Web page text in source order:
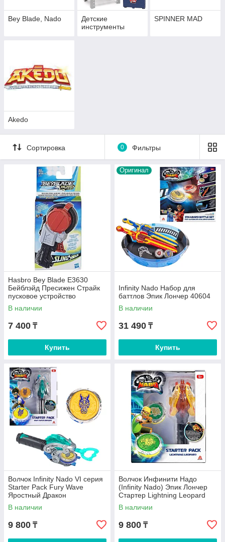
Bey Blade, Nado
Детские
инструменты
SPINNER MAD
Akedo
Сортировка 0 Фильтры
Hasbro Bey Blade E3630
Бейблэйд Пресижен Страйк
пусковое устройство
В наличии
7 400 ₸
Купить
Оригинал
Infinity Nado Набор для
баттлов Эпик Лончер 40604
В наличии
31 490 ₸
Купить
Волчок Infinity Nado VI серия
Starter Pack Fury Wave
Яростный Дракон
В наличии
9 800 ₸
Волчок Инфинити Надо
(Infinity Nado) Эпик Лончер
Стартер Lightning Leopard
В наличии
9 800 ₸